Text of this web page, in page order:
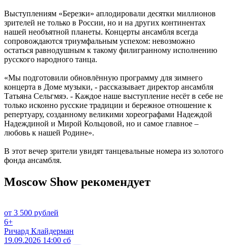
Выступлениям «Березки» аплодировали десятки миллионов
зрителей не только в России, но и на других континентах
нашей необъятной планеты. Концерты ансамбля всегда
сопровождаются триумфальным успехом: невозможно
остаться равнодушным к такому филигранному исполнению
русского народного танца.
«Мы подготовили обновлённую программу для зимнего
концерта в Доме музыки, - рассказывает директор ансамбля
Татьяна Сельгмяэ. - Каждое наше выступление несёт в себе не
только исконно русские традиции и бережное отношение к
репертуару, созданному великими хореографами Надеждой
Надеждиной и Мирой Кольцовой, но и самое главное –
любовь к нашей Родине».
В этот вечер зрители увидят танцевальные номера из золотого
фонда ансамбля.
Moscow Show рекомендует
от 3 500 рублей
6+
Ричард Клайдерман
19.09.2026 14:00 сб